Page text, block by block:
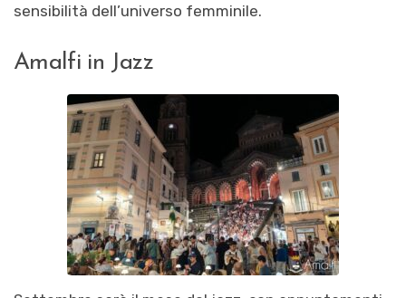
sensibilità dell’universo femminile.
Amalfi in Jazz